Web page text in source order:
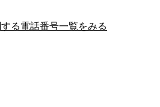
る電話番号一覧をみる